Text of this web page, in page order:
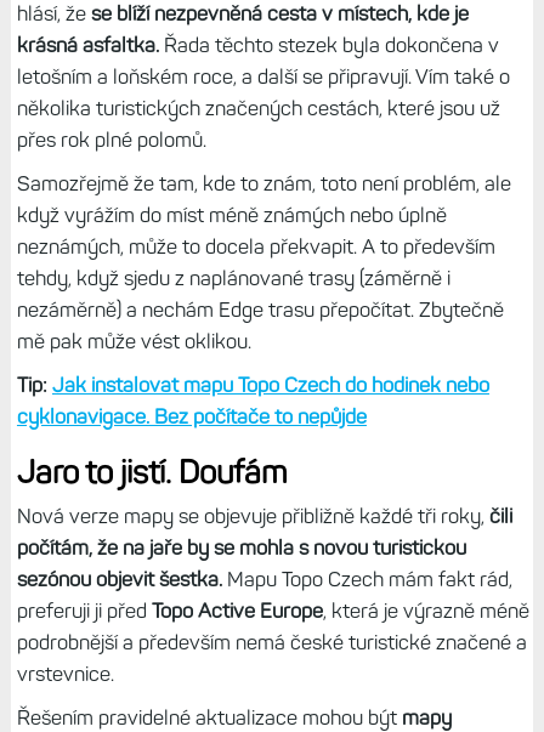
hlásí, že se blíží nezpevněná cesta v místech, kde je
krásná asfaltka.Řada těchto stezek byla dokončena v
letošním a loňském roce, a další se připravují. Vím také o
několika turistických značených cestách, které jsou už
přes rok plné polomů.
Samozřejmě že tam, kde to znám, toto není problém, ale
když vyrážím do míst méně známých nebo úplně
neznámých, může to docela překvapit. A to především
tehdy, když sjedu z naplánované trasy (záměrně i
nezáměrně) a nechám Edge trasu přepočítat. Zbytečně
mě pak může vést oklikou.
Tip: Jak instalovat mapu Topo Czech do hodinek nebo
cyklonavigace. Bez počítače to nepůjde
Jaro to jistí. Doufám
Nová verze mapy se objevuje přibližně každé tři roky, čili
počítám, že na jaře by se mohla s novou turistickou
sezónou objevit šestka.Mapu Topo Czech mám fakt rád,
preferuji ji před Topo Active Europe, která je výrazně méně
podrobnější a především nemá české turistické značené a
vrstevnice.
Řešením pravidelné aktualizace mohou být mapy